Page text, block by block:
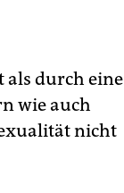
als durch eine
wie auch
nicht